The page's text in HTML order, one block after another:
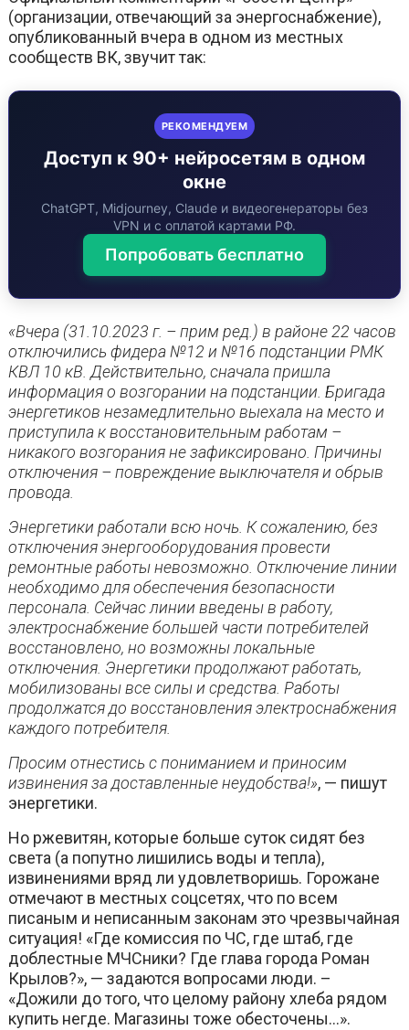
(организации, отвечающий за энергоснабжение),
опубликованный вчера в одном из местных
сообществ ВК, звучит так:
РЕКОМЕНДУЕМ
Доступ к 90+ нейросетям в одном
окне
ChatGPT, Midjourney, Claude и видеогенераторы без
VPN и с оплатой картами РФ.
Попробовать бесплатно
«Вчера (31.10.2023 г. – прим ред.) в районе 22 часов
отключились фидера №12 и №16 подстанции РМК
КВЛ 10 кВ. Действительно, сначала пришла
информация о возгорании на подстанции. Бригада
энергетиков незамедлительно выехала на место и
приступила к восстановительным работам –
никакого возгорания не зафиксировано. Причины
отключения – повреждение выключателя и обрыв
провода.
Энергетики работали всю ночь. К сожалению, без
отключения энергооборудования провести
ремонтные работы невозможно. Отключение линии
необходимо для обеспечения безопасности
персонала. Сейчас линии введены в работу,
электроснабжение большей части потребителей
восстановлено, но возможны локальные
отключения. Энергетики продолжают работать,
мобилизованы все силы и средства. Работы
продолжатся до восстановления электроснабжения
каждого потребителя.
Просим отнестись с пониманием и приносим
извинения за доставленные неудобства!», — пишут
энергетики.
Но ржевитян, которые больше суток сидят без
света (а попутно лишились воды и тепла),
извинениями вряд ли удовлетворишь. Горожане
отмечают в местных соцсетях, что по всем
писаным и неписанным законам это чрезвычайная
ситуация! «Где комиссия по ЧС, где штаб, где
доблестные МЧСники? Где глава города Роман
Крылов?», — задаются вопросами люди. –
«Дожили до того, что целому району хлеба рядом
купить негде. Магазины тоже обесточены…».